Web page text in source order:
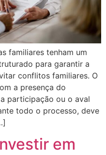
familiares tenham um
para garantir a
conflitos familiares. O
a presença do
participação ou o aval
todo o processo, deve
em